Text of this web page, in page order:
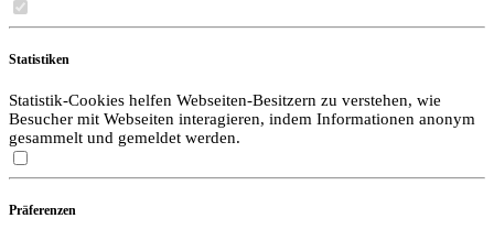
Statistiken
Statistik-Cookies helfen Webseiten-Besitzern zu verstehen, wie
Besucher mit Webseiten interagieren, indem Informationen anonym
gesammelt und gemeldet werden.
Präferenzen